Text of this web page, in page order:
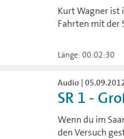
Kurt Wagner ist
Fahrten mit der
Länge: 00:02:30
Audio |
SR 1 -
Wenn du im
den Versuch